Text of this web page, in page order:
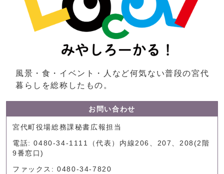
風景・食・イベント・人など何気ない普段の宮代
暮らしを総称したもの。
お問い合わせ
宮代町役場総務課秘書広報担当
電話: 0480-34-1111（代表）内線206、207、208(2階
9番窓口)
ファックス: 0480-34-7820